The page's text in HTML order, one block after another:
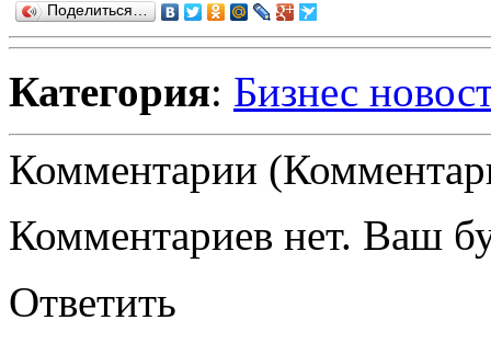
Поделиться…
Категория: Бизнес
Комментарии
Комментариев нет. Ваш
Ответить